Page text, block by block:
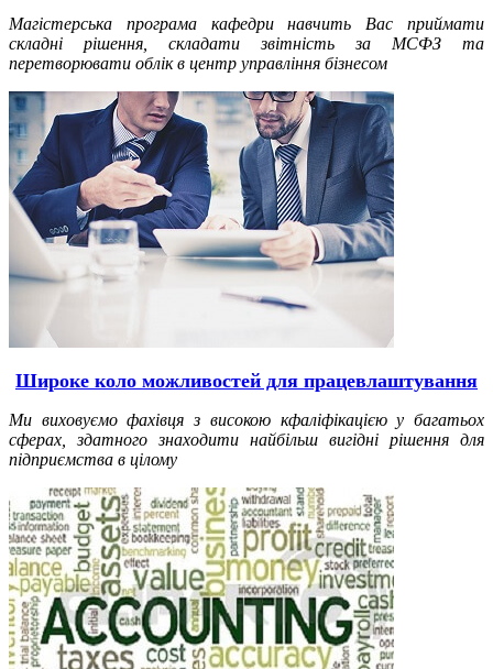
Магістерська програма кафедри навчить Вас приймати
складні рішення, складати звітність за МСФЗ та
перетворювати облік в центр управління бізнесом
Широке коло можливостей для працевлаштування
Ми виховуємо фахівця з високою кфаліфікацією у багатьох
сферах, здатного знаходити найбільш вигідні рішення для
підприємства в цілому